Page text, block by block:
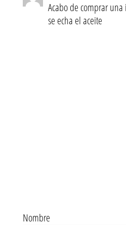
Acabo de comprar
se echa el aceite
Nombre